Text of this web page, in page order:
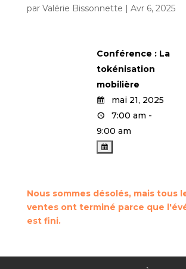
par Valérie Bissonnette | Avr 6, 2025
Conférence : La
tokénisation
mobilière
mai 21, 2025
7:00 am -
9:00 am
Nous sommes désolés, mais tous
ventes ont terminé parce que
est fini.